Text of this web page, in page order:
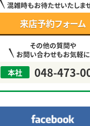
お問い合わせ
個人情報保護方針
サイトマップ
来店予約フォーム
本社 048-473-